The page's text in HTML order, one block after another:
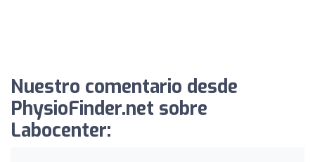
Nuestro comentario desde
PhysioFinder.net sobre
Labocenter: